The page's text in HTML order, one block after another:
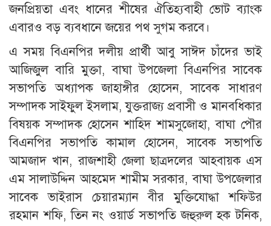
জনপ্রিয়তা এবং ধানের শীষের ঐতিহ্যবাহী ভোট ব্যাংক
এবারও বড় ব্যবধানে জয়ের পথ সুগম করবে।
এ সময় বিএনপির দলীয় প্রার্থী আবু সাঈদ চাঁদের ভাই
আজিজুল বারি মুক্তা, বাঘা উপজেলা বিএনপির সাবেক
সভাপতি অধ্যাপক জাহাঙ্গীর হোসেন, সাবেক সাধারণ
সম্পাদক সাইফুল ইসলাম, যুক্তরাজ্য প্রবাসী ও মানবধিকার
বিষয়ক সম্পাদক হোসেন শাহিদ শামসুজোহা, বাঘা পৌর
বিএনপির সভাপতি কামাল হোসেন, সাবেক সভাপতি
আমজাদ খান, রাজশাহী জেলা ছাত্রদলের আহবায়ক এস
এম সালাউদ্দিন আহমেদ শামীম সরকার, বাঘা উপজেলার
সাবেক ভাইরাস চেয়ারম্যান বীর মুক্তিযোদ্ধা শফিউর
রহমান শফি, তিন নং ওয়ার্ড সভাপতি জহুরুল হক টনিক,